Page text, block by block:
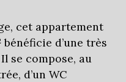
cet appartement
bénéficie d’une très
se compose, au
d’un WC